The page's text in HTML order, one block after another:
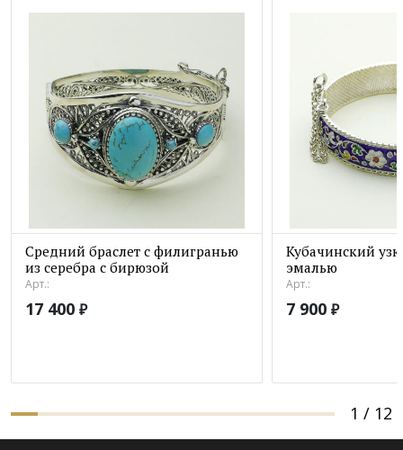
Средний браслет с филигранью
из серебра с бирюзой
Арт.:
17 400 ₽
Кубачинский
эмалью
Арт.:
7 900 ₽
1 / 12